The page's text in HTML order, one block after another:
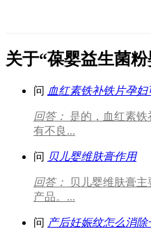
关于“葆婴益生菌
问 血红素铁补铁片孕妇
回答： 是的，血红素
有不良...
问 贝儿婴维肤膏作用
回答：
贝儿婴维肤膏
产品。...
问 产后妊娠纹怎么消除